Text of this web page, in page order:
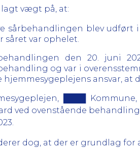
lagt vægt på, at:
sårbehandlingen blev udført
såret var ophelet.
den 20. juni
og var i
hjemmesygeplejens ansvar,
████
ved ovenstående
dog, at der er grundlag